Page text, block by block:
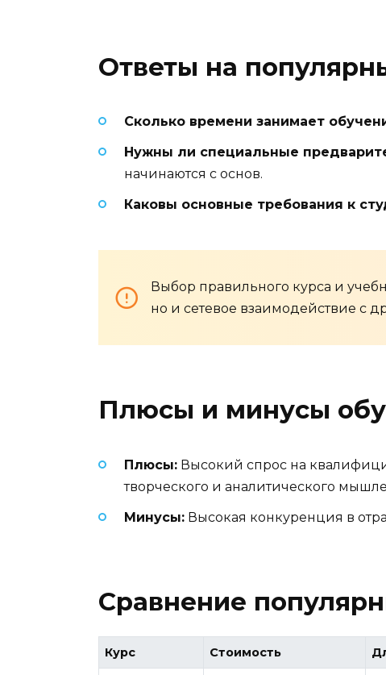
Ответы на
Сколько времени занимает
Нужны ли специальные
начинаются с основ.
Каковы основные требования к
Выбор правильного курса и
но и сетевое взаимодействие с
Плюсы и минусы
Плюсы: Высокий спрос на
творческого и аналитического
Минусы: Высокая конкуренция в
Сравнение
Курс Стоимость